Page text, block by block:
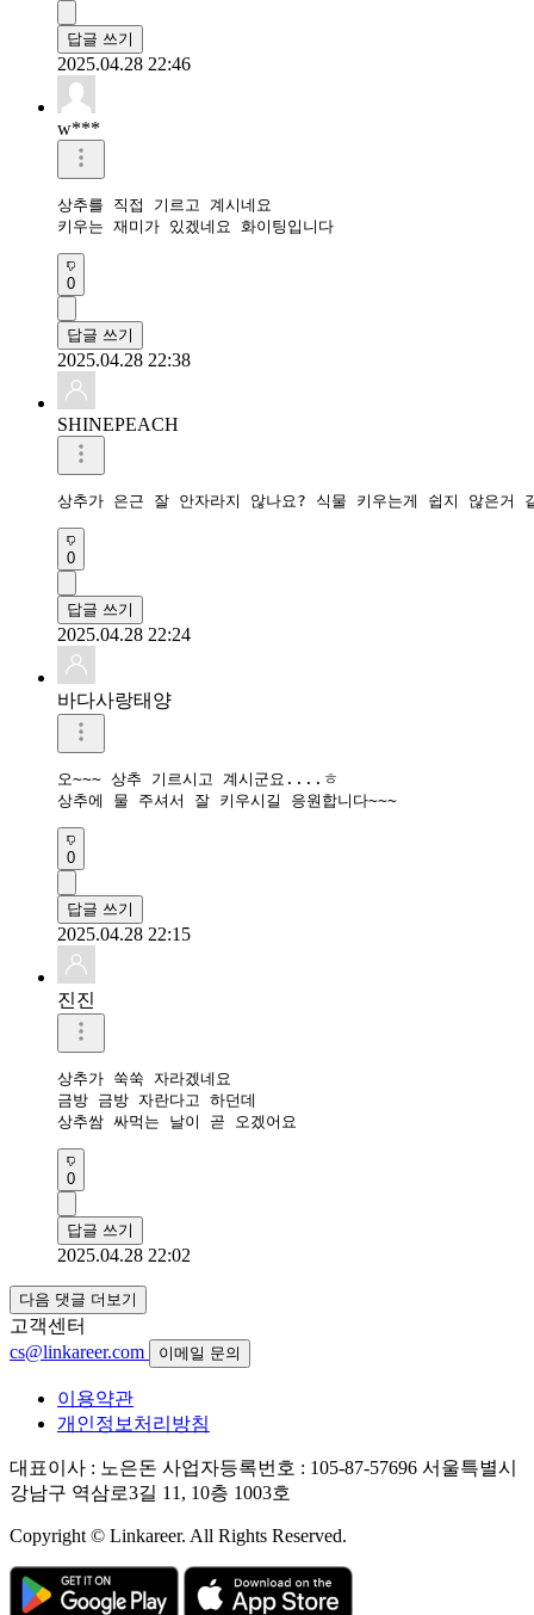
답글 쓰기
2025.04.28 22:46
w***
상추를 직접 기르고 계시네요
키우는 재미가 있겠네요 화이팅입니다
0
답글 쓰기
2025.04.28 22:38
SHINEPEACH
상추가 은근 잘 안자라지 않나요? 식물 키우는게 쉽지 않은거
0
답글 쓰기
2025.04.28 22:24
바다사랑태양
오~~~ 상추 기르시고 계시군요....ㅎ
상추에 물 주셔서 잘 키우시길 응원합니다~~~
0
답글 쓰기
2025.04.28 22:15
진진
상추가 쑥쑥 자라겠네요
금방 금방 자란다고 하던데
상추쌈 싸먹는 날이 곧 오겠어요
0
답글 쓰기
2025.04.28 22:02
다음 댓글 더보기
고객센터
cs@linkareer.com
이메일 문의
이용약관
개인정보처리방침
대표이사 : 노은돈 사업자등록번호 : 105-87-57696 서울특별시
강남구 역삼로3길 11, 10층 1003호
Copyright © Linkareer. All Rights Reserved.